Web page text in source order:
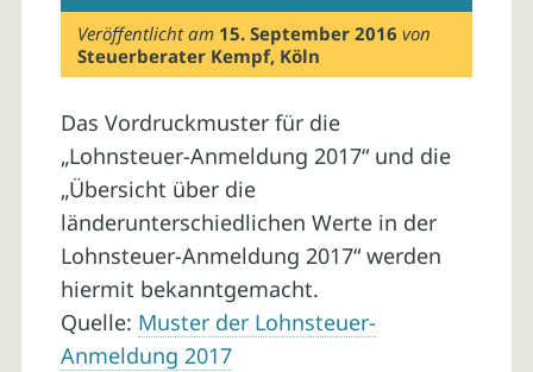
Veröffentlicht am 15. September 2016 von
Steuerberater Kempf, Köln
Das Vordruckmuster für die
„Lohnsteuer-Anmeldung 2017“ und die
„Übersicht über die
länderunterschiedlichen Werte in der
Lohnsteuer-Anmeldung 2017“ werden
hiermit bekanntgemacht.
Quelle: Muster der Lohnsteuer-
Anmeldung 2017